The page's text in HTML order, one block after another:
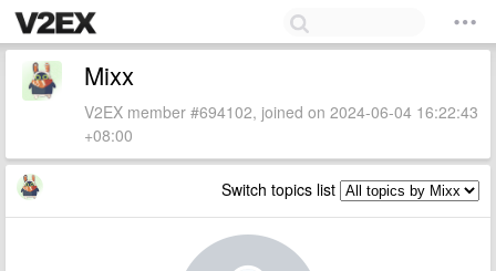
Mixx
V2EX member #694102, joined on 2024-06-04 16:22:43
+08:00
Switch topics list